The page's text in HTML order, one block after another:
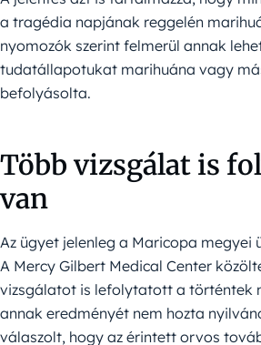
a tragédia napjának reggelén
nyomozók szerint felmerül annak
tudatállapotukat marihuána vagy
befolyásolta.
Több vizsgálat is
van
Az ügyet jelenleg a Maricopa megyei
A Mercy Gilbert Medical Center
vizsgálatot is lefolytatott a történtek
annak eredményét nem hozta
válaszolt, hogy az érintett orvos